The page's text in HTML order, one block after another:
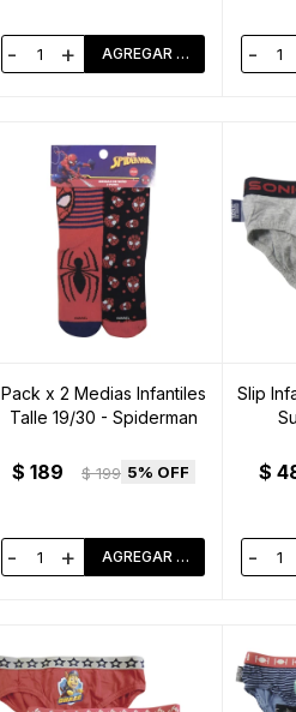
- + -
Pack x 2 Medias Infantiles
Talle 19/30 - Spiderman
$ 189 $ 199 5
- +
Slip
$
-